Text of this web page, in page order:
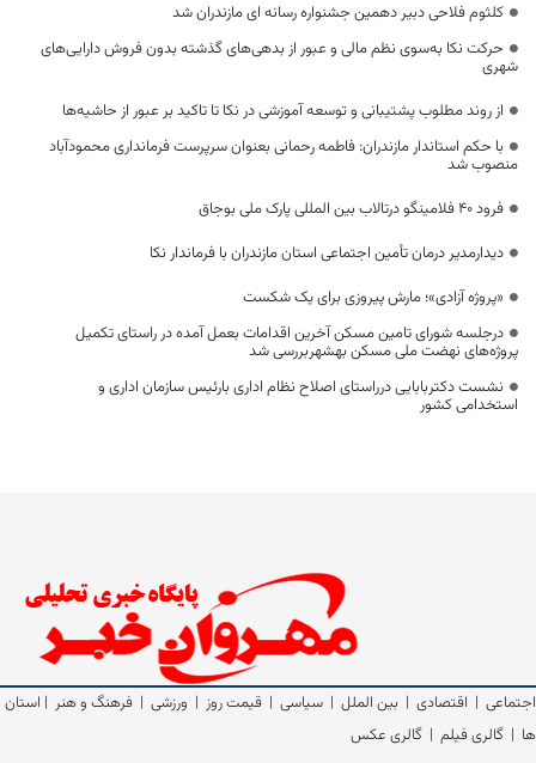
کلثوم فلاحی دبیر دهمین جشنواره رسانه ای مازندران شد
حرکت نکا به‌سوی نظم مالی و عبور از بدهی‌های گذشته بدون فروش دارایی‌های
شهری
از روند مطلوب پشتیبانی و توسعه آموزشی در نکا تا تاکید بر عبور از حاشیه‌ها
با حکم استاندار مازندران: فاطمه رحمانی بعنوان سرپرست فرمانداری محمودآباد
منصوب شد
فرود ۴۰ فلامینگو درتالاب بین المللی پارک ملی بوجاق
دیدارمدیر درمان تأمین اجتماعی استان مازندران با فرماندار نکا
«پروژه آزادی»؛ مارش پیروزی برای یک شکست
درجلسه شورای تامین مسکن آخرین اقدامات بعمل آمده در راستای تکمیل
پروژه‌های نهضت ملی مسکن بهشهربررسی شد
نشست دکتربابایی درراستای اصلاح نظام اداری بارئیس سازمان اداری و
استخدامی کشور
اجتماعی | اقتصادی | بین الملل | سیاسی | قیمت روز | ورزشی | فرهنگ و هنر | استان
ها | گالری فیلم | گالری عکس